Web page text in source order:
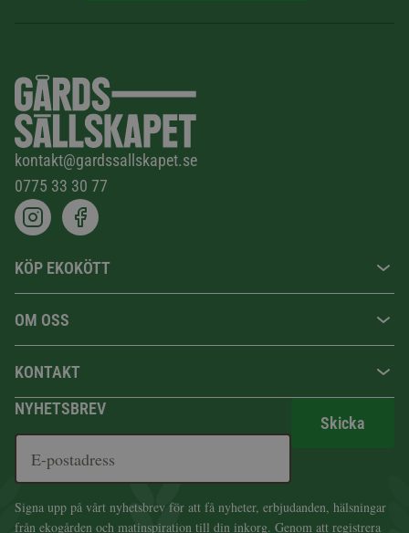
kontakt@gardssallskapet.se
0775 33 30 77
KÖP EKOKÖTT
OM OSS
KONTAKT
NYHETSBREV
Skicka
Signa upp på vårt nyhetsbrev för att få nyheter, erbjudanden, hälsningar
från ekogården och matinspiration till din inkorg. Genom att registrera